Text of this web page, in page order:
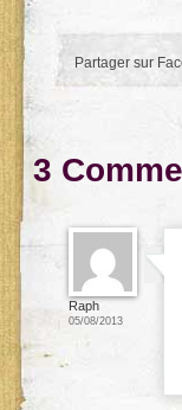
Partager sur
3
Raph
05/08/2013